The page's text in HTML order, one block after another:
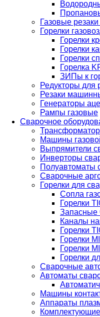
Газовые
Горелки
Горелки
Горелки
Горелки
Горелка
ЗИПы к
Редукторы для
Резаки
Генераторы
Рампы газовые
Сварочное
Машины
Выпрямители
Инверторы
Полуавтоматы
Сварочные
Горелки для
Сопла
Горелки
Запасные
Каналы
Горелки
Горелки
Горелки
Горелки
Сварочные
Автоматы
Машины
Аппараты